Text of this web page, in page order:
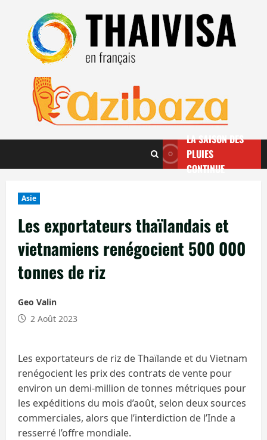
contenu
LA SAISON DES
PLUIES
CONTINUE
Asie
Les exportateurs thaïlandais et
vietnamiens renégocient 500 000
tonnes de riz
Geo Valin
2 Août 2023
Les exportateurs de riz de Thaïlande et du Vietnam
renégocient les prix des contrats de vente pour
environ un demi-million de tonnes métriques pour
les expéditions du mois d’août, selon deux sources
commerciales, alors que l’interdiction de l’Inde a
resserré l’offre mondiale.